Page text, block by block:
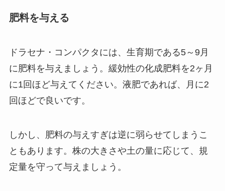
肥料を与える
ドラセナ・コンパクタには、 生育期である5～9月
に肥料を与えましょう。 緩効性の化成肥料を2ヶ月
に1回ほど与えてください。液肥であれば、月に2
回ほどで良いです。
しかし、肥料の与えすぎは逆に弱らせてしまうこ
ともあります。株の大きさや土の量に応じて、規
定量を守って与えましょう。